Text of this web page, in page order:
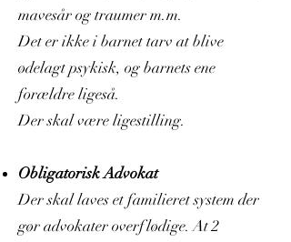
mavesår og traumer m.m.
Det er ikke i barnet tarv at blive
ødelagt psykisk, og barnets ene
forældre ligeså.
Der skal være ligestilling.
Obligatorisk Advokat
Der skal laves et familieret system der
gør advokater overflødige. At 2